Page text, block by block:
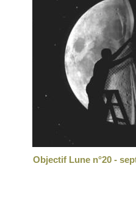
Objectif Lune n°20 -